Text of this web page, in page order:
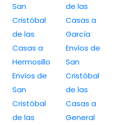
San
Cristóbal
de las
Casas a
Hermosillo
Envíos de
San
Cristóbal
de las
de las
Casas a
García
Envíos de
San
Cristóbal
de las
Casas a
General